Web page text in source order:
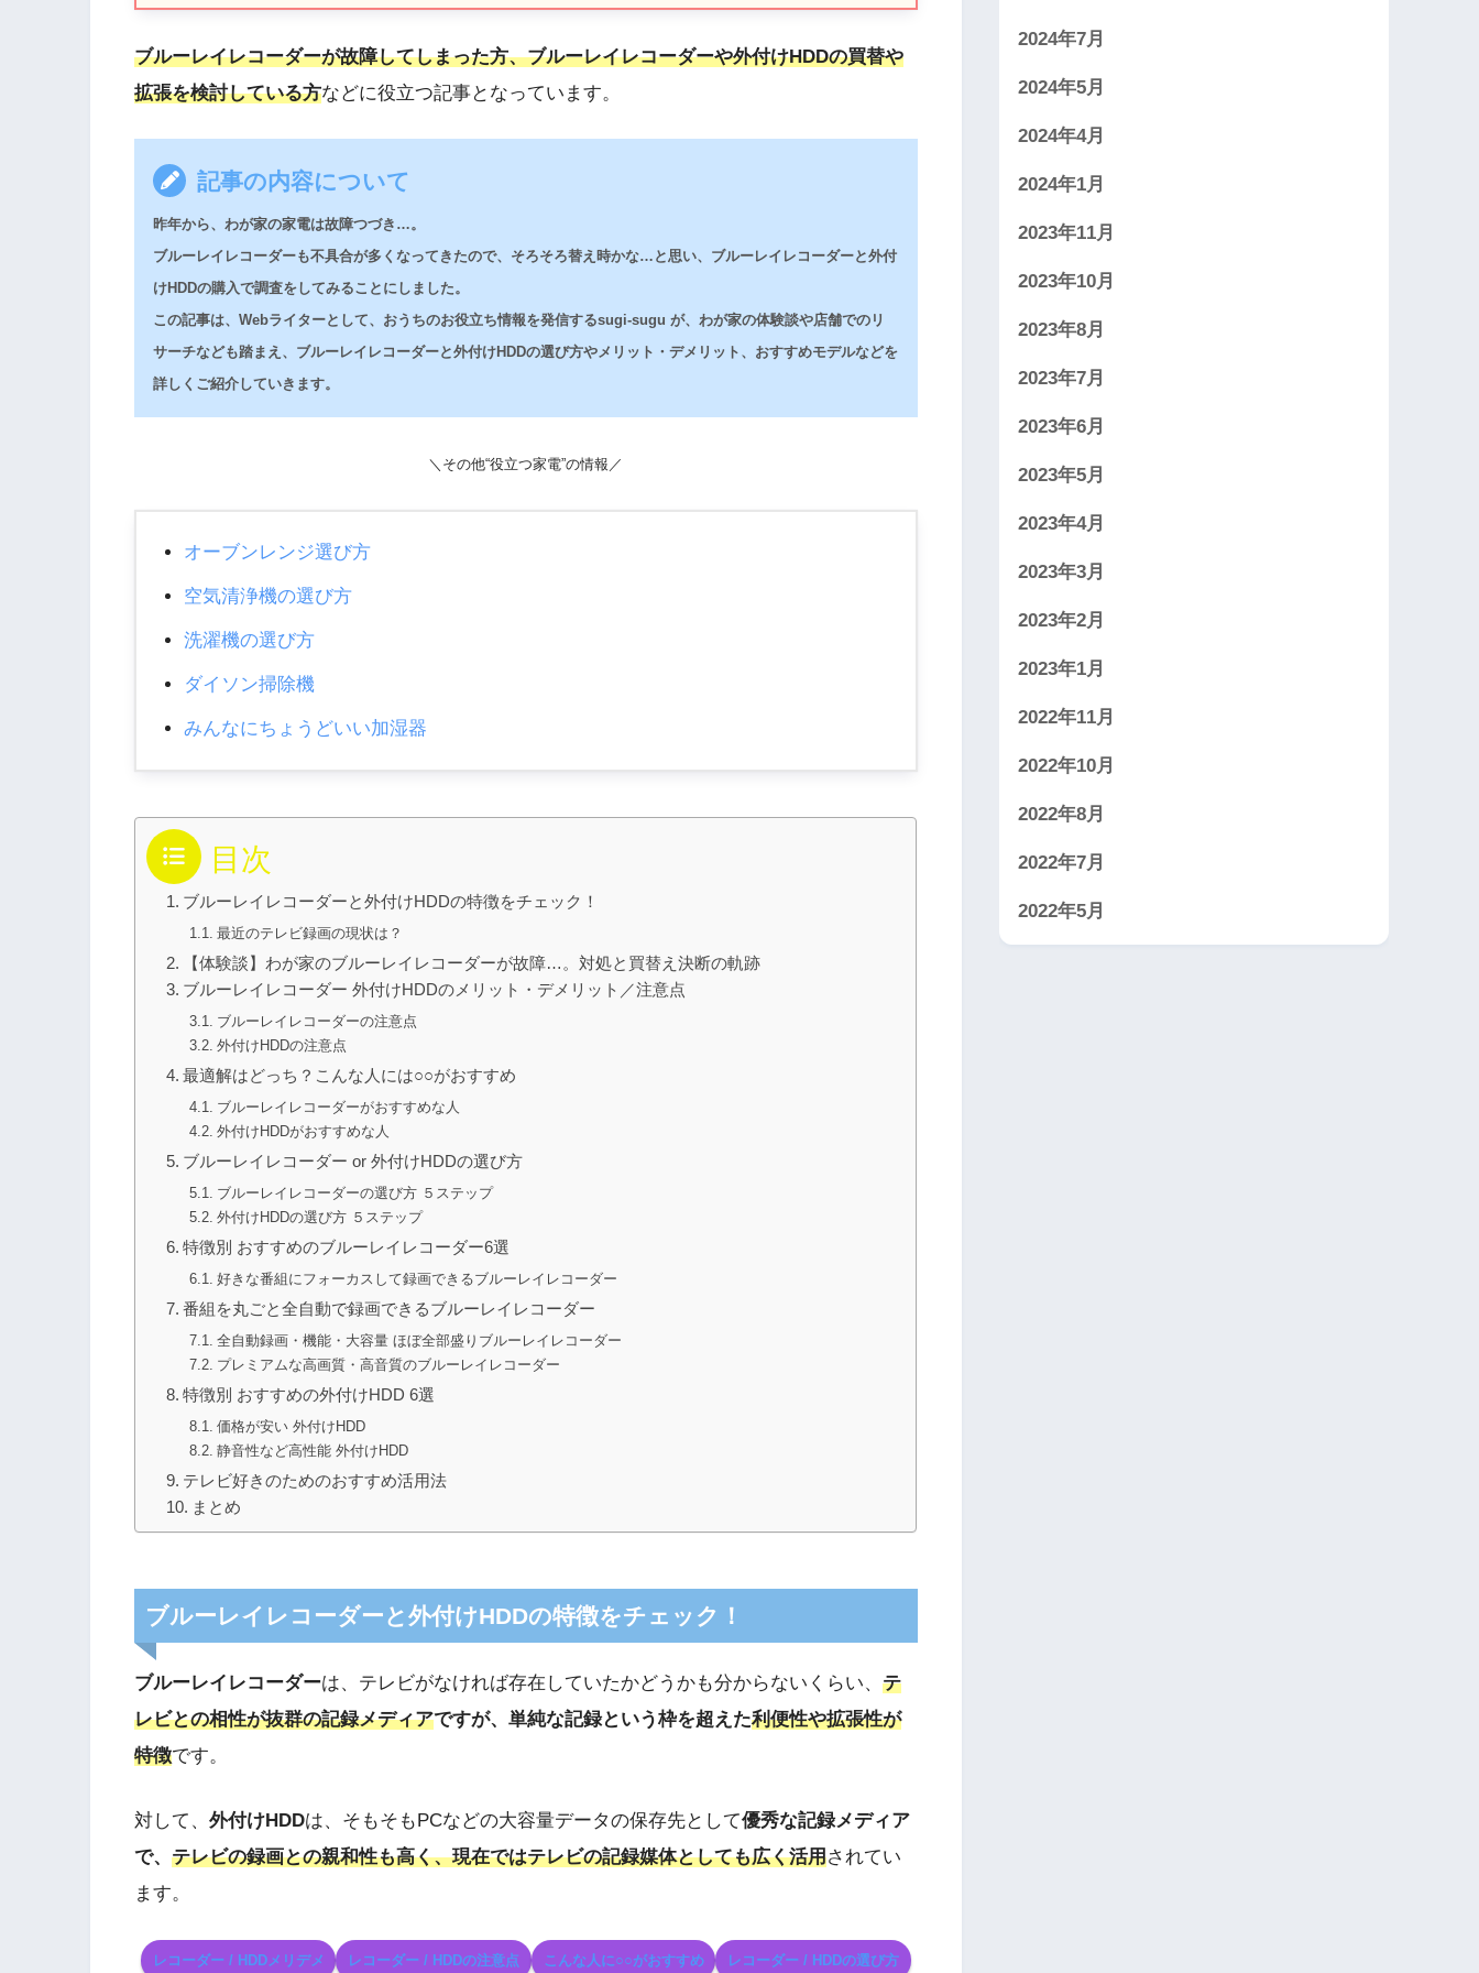
ブルーレイレコーダーが故障してしまった方、ブルーレイレコーダーや外付けHDDの買替や
拡張を検討している方などに役立つ記事となっています。
記事の内容について
昨年から、わが家の家電は故障つづき…。
ブルーレイレコーダーも不具合が多くなってきたので、そろそろ替え時かな…と思い、ブルーレイレコーダーと外付
けHDDの購入で調査をしてみることにしました。
この記事は、Webライターとして、おうちのお役立ち情報を発信するsugi-sugu が、わが家の体験談や店舗でのリ
サーチなども踏まえ、ブルーレイレコーダーと外付けHDDの選び方やメリット・デメリット、おすすめモデルなどを
詳しくご紹介していきます。
＼その他“役立つ家電”の情報／
オーブンレンジ選び方
空気清浄機の選び方
洗濯機の選び方
ダイソン掃除機
みんなにちょうどいい加湿器
目次
ブルーレイレコーダーと外付けHDDの特徴をチェック！
最近のテレビ録画の現状は？
【体験談】わが家のブルーレイレコーダーが故障…。対処と買替え決断の軌跡
ブルーレイレコーダー 外付けHDDのメリット・デメリット／注意点
ブルーレイレコーダーの注意点
外付けHDDの注意点
最適解はどっち？こんな人には○○がおすすめ
ブルーレイレコーダーがおすすめな人
外付けHDDがおすすめな人
ブルーレイレコーダー or 外付けHDDの選び方
ブルーレイレコーダーの選び方 ５ステップ
外付けHDDの選び方 ５ステップ
特徴別 おすすめのブルーレイレコーダー6選
好きな番組にフォーカスして録画できるブルーレイレコーダー
番組を丸ごと全自動で録画できるブルーレイレコーダー
全自動録画・機能・大容量 ほぼ全部盛りブルーレイレコーダー
プレミアムな高画質・高音質のブルーレイレコーダー
特徴別 おすすめの外付けHDD 6選
価格が安い 外付けHDD
静音性など高性能 外付けHDD
テレビ好きのためのおすすめ活用法
まとめ
ブルーレイレコーダーと外付けHDDの特徴をチェック！
ブルーレイレコーダーは、テレビがなければ存在していたかどうかも分からないくらい、 テ
レビとの相性が抜群の記録メディアですが、単純な記録という枠を超えた利便性や拡張性が
特徴です。
対して、 外付けHDDは、そもそもPCなどの大容量データの保存先として優秀な記録メディア
で、 テレビの録画との親和性も高く、現在ではテレビの記録媒体としても広く活用されてい
ます。
レコーダー / HDDメリデメ レコーダー / HDDの注意点 こんな人に○○がおすすめ レコーダー / HDDの選び方
2024年7月
2024年5月
2024年4月
2024年1月
2023年11月
2023年10月
2023年8月
2023年7月
2023年6月
2023年5月
2023年4月
2023年3月
2023年2月
2023年1月
2022年11月
2022年10月
2022年8月
2022年7月
2022年5月